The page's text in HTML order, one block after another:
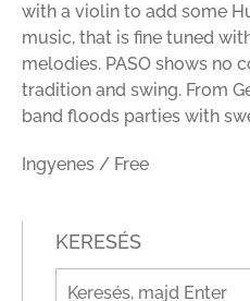
with a violin to add some
music, that is fine tuned
melodies. PASO shows no
tradition and swing. From
band floods parties with
Ingyenes / Free
KERESÉS